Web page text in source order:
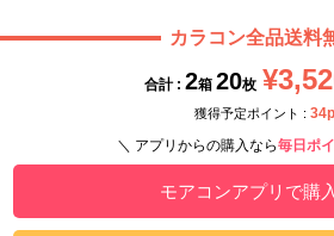
カラコン全品送料
合計 : 2箱 20枚
獲得予定ポイント :
＼ アプリからの購入なら毎日ポ
モアコンアプリで購